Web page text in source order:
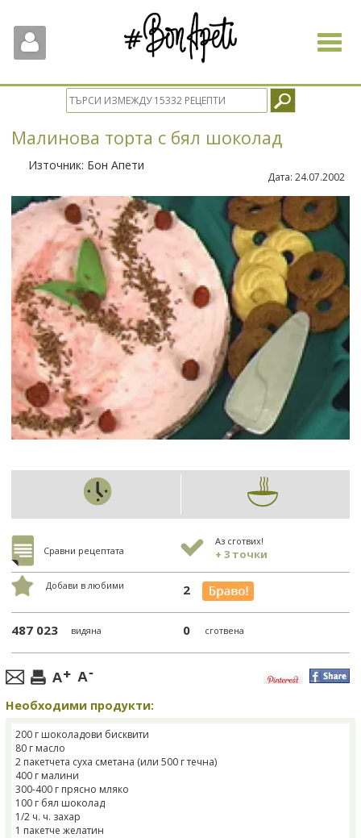
Toggle
Малинова торта с бял шоколад
Източник: Бон Апети
Дата: 24.07.2002
Сравни рецептата
Аз сготвих!
+ 3 точки
Добави в любими 2
487 023 видяна 0 сготвена
Необходими продукти:
200 г шоколадови бисквити
80 г масло
2 пакетчета суха сметана (или 500 г течна)
400 г малини
300-400 г прясно мляко
100 г бял шоколад
1/2 ч. ч. захар
1 пакетче желатин